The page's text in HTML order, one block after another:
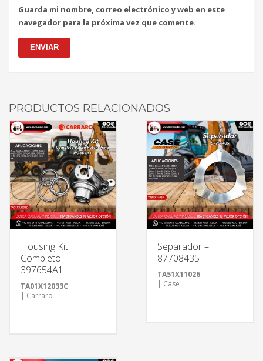
Guarda mi nombre, correo electrónico y web en este
navegador para la próxima vez que comente.
PRODUCTOS RELACIONADOS
Housing Kit
Completo –
397654A1
TA01X12033C
| Carraro
Separador –
87708435
TA51X11026
| Case